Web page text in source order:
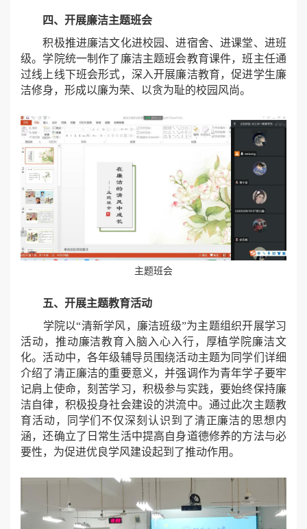
四、开展廉洁主题班会
积极推进廉洁文化进校园、进宿舍、进课堂、进班
级。学院统一制作了廉洁主题班会教育课件，班主任通
过线上线下班会形式，深入开展廉洁教育，促进学生廉
洁修身，形成以廉为荣、以贪为耻的校园风尚。
主题班会
五、开展主题教育活动
学院以“清新学风，廉洁班级”为主题组织开展学习
活动，推动廉洁教育入脑入心入行，厚植学院廉洁文
化。活动中，各年级辅导员围绕活动主题为同学们详细
介绍了清正廉洁的重要意义，并强调作为青年学子要牢
记肩上使命，刻苦学习，积极参与实践，要始终保持廉
洁自律，积极投身社会建设的洪流中。通过此次主题教
育活动，同学们不仅深刻认识到了清正廉洁的思想内
涵，还确立了日常生活中提高自身道德修养的方法与必
要性，为促进优良学风建设起到了推动作用。